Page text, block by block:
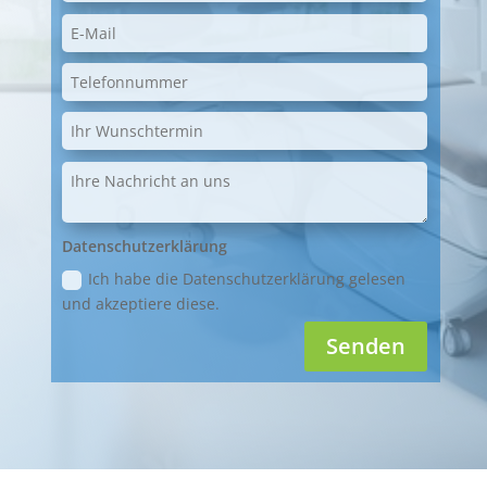
Datenschutzerklärung
Ich habe die Datenschutzerklärung gelesen
und akzeptiere diese.
Senden